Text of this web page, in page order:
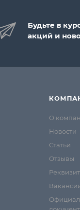
Будьте в
акций и
О
Новости
Статьи
Отзывы